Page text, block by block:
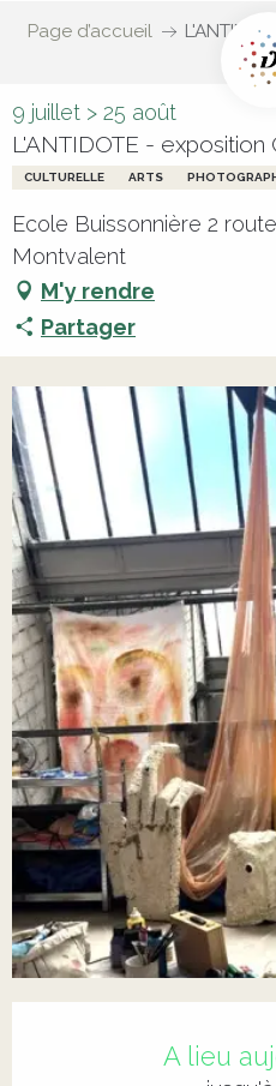
Page d’accueil
9 juillet > 25 août
L'ANTIDOTE -
CULTURELLE ARTS
Ecole Buissonnière 2
Montvalent
M'y rendre
Partager
A lieu